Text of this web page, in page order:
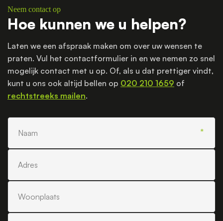
Neem contact op
Hoe kunnen we u helpen?
Laten we een afspraak maken om over uw wensen te
praten. Vul het contactformulier in en we nemen zo snel
mogelijk contact met u op. Of, als u dat prettiger vindt,
kunt u ons ook altijd bellen op 020 210 1659 of
rechtstreeks mailen.
Naam
Adres
Woonplaats
Telefoonnummer